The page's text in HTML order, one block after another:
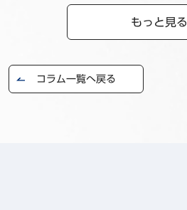
もっと見る
コラム一覧へ戻る